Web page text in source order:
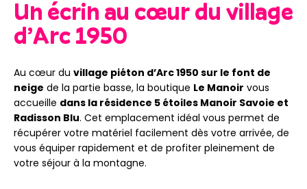
Un écrin au cœur du village
d’Arc 1950
Au cœur du village piéton d’Arc 1950 sur le font de
neige de la partie basse, la boutique Le Manoir vous
accueille dans la résidence 5 étoiles Manoir Savoie et
Radisson Blu. Cet emplacement idéal vous permet de
récupérer votre matériel facilement dès votre arrivée, de
vous équiper rapidement et de profiter pleinement de
votre séjour à la montagne.